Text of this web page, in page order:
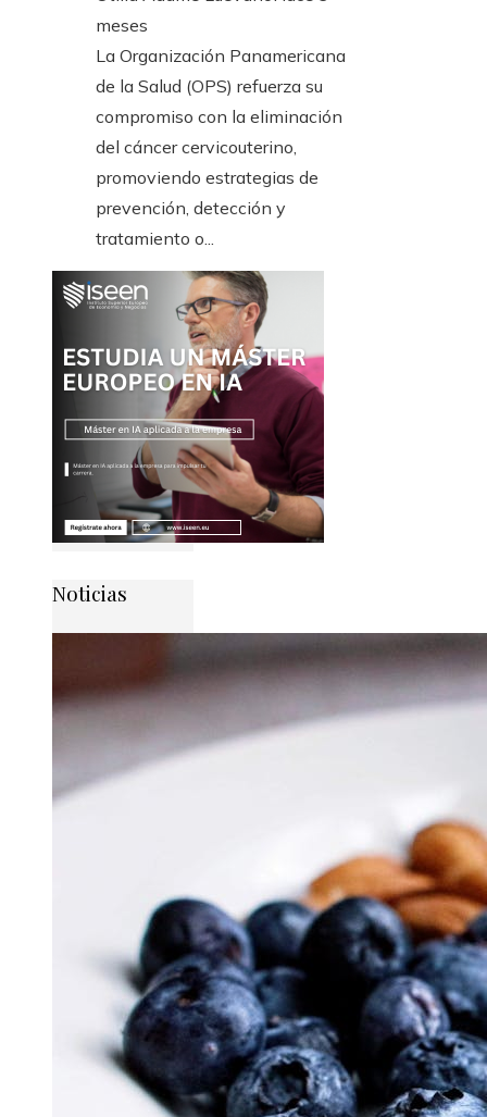
meses
La Organización Panamericana
de la Salud (OPS) refuerza su
compromiso con la eliminación
del cáncer cervicouterino,
promoviendo estrategias de
prevención, detección y
tratamiento o...
Noticias